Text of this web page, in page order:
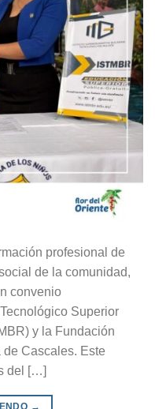
profesional de
de la comunidad,
convenio
Superior
y la Fundación
Cascales. Este
del […]
→